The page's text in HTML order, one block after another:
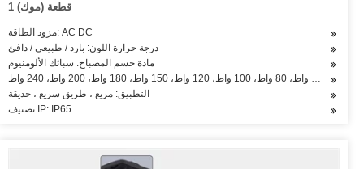
1 قطعة (موك)
مزود الطاقة: AC DC
درجة حرارة اللون: بارد / طبيعي / دافئ
مادة جسم المصباح: سبائك الألومنيوم
التطبيق: مربع ، طريق سريع ، حديقة
تصنيف IP: IP65